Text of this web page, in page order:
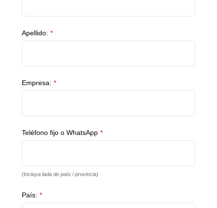
Apellido: *
Empresa: *
Teléfono fijo o WhatsApp *
(Incluya lada de país / provincia)
País: *